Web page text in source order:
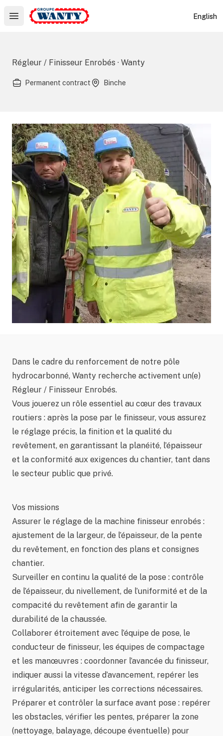
Open main menu
Le Groupe Wanty English
Régleur / Finisseur Enrobés · Wanty
Permanent contract Binche
Dans le cadre du renforcement de notre pôle
hydrocarbonné, Wanty recherche activement un(e)
Régleur / Finisseur Enrobés.
Vous jouerez un rôle essentiel au cœur des travaux
routiers : après la pose par le finisseur, vous assurez
le réglage précis, la finition et la qualité du
revêtement, en garantissant la planéité, l’épaisseur
et la conformité aux exigences du chantier, tant dans
le secteur public que privé.
Vos missions
Assurer le réglage de la machine finisseur enrobés :
ajustement de la largeur, de l’épaisseur, de la pente
du revêtement, en fonction des plans et consignes
chantier.
Surveiller en continu la qualité de la pose : contrôle
de l’épaisseur, du nivellement, de l’uniformité et de la
compacité du revêtement afin de garantir la
durabilité de la chaussée.
Collaborer étroitement avec l’équipe de pose, le
conducteur de finisseur, les équipes de compactage
et les manœuvres : coordonner l’avancée du finisseur,
indiquer aussi la vitesse d’avancement, repérer les
irrégularités, anticiper les corrections nécessaires.
Préparer et contrôler la surface avant pose : repérer
les obstacles, vérifier les pentes, préparer la zone
(nettoyage, balayage, découpe éventuelle) pour